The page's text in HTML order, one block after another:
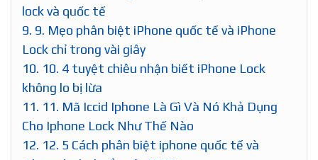
lock và quốc tế
9. 9. Mẹo phân biệt iPhone quốc tế và iPhone
Lock chỉ trong vài giây
10. 10. 4 tuyệt chiêu nhận biết iPhone Lock
không lo bị lừa
11. 11. Mã Iccid Iphone Là Gì Và Nó Khả Dụng
Cho Iphone Lock Như Thế Nào
12. 12. 5 Cách phân biệt iphone quốc tế và